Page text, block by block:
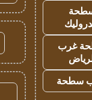
غرب
سطحة